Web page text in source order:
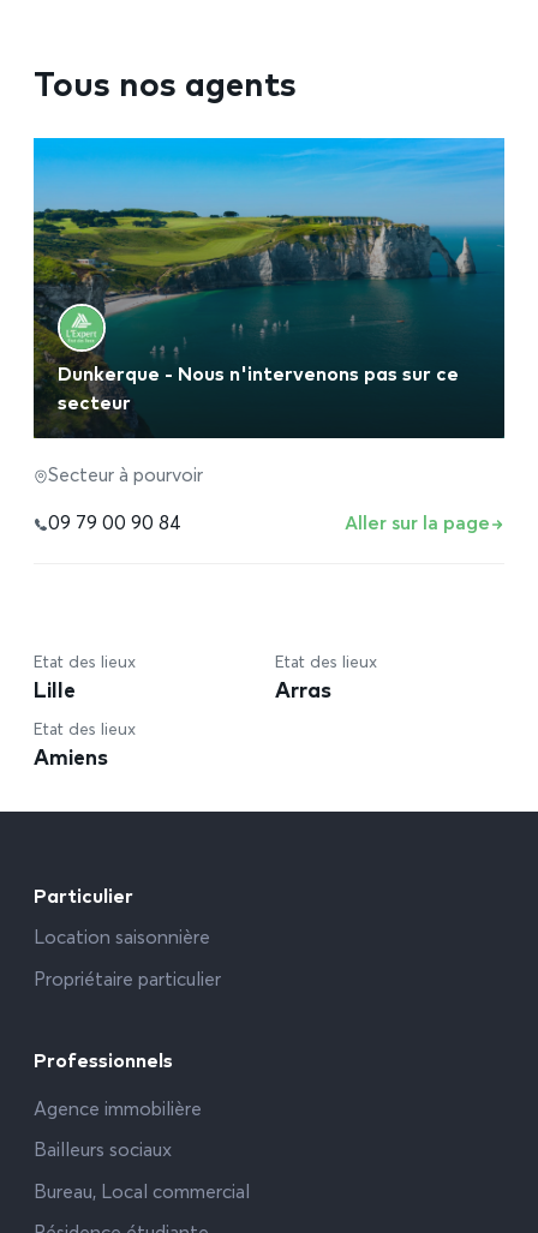
Tous nos agents
Dunkerque - Nous n'intervenons pas sur ce
secteur
Secteur à pourvoir
09 79 00 90 84 Aller sur la page
Etat des lieux
Lille
Etat des lieux
Arras
Etat des lieux
Amiens
Particulier
Location saisonnière
Propriétaire particulier
Professionnels
Agence immobilière
Bailleurs sociaux
Bureau, Local commercial